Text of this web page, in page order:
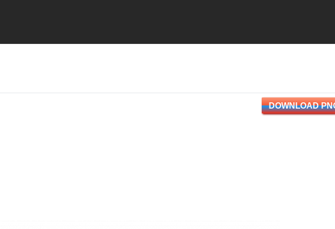
DOWNLOAD